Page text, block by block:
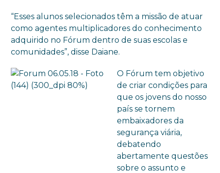
“Esses alunos selecionados têm a missão de atuar
como agentes multiplicadores do conhecimento
adquirido no Fórum dentro de suas escolas e
comunidades”, disse Daiane.
O Fórum tem objetivo
de criar condições para
que os jovens do nosso
país se tornem
embaixadores da
segurança viária,
debatendo
abertamente questões
sobre o assunto e